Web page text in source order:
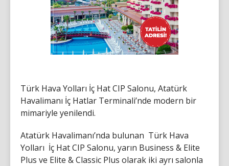
Türk Hava Yolları İç Hat CIP Salonu, Atatürk
Havalimanı İç Hatlar Terminali’nde modern bir
mimariyle yenilendi.
Atatürk Havalimanı’nda bulunan Türk Hava
Yolları İç Hat CIP Salonu, yarın Business & Elite
Plus ve Elite & Classic Plus olarak iki ayrı salonla